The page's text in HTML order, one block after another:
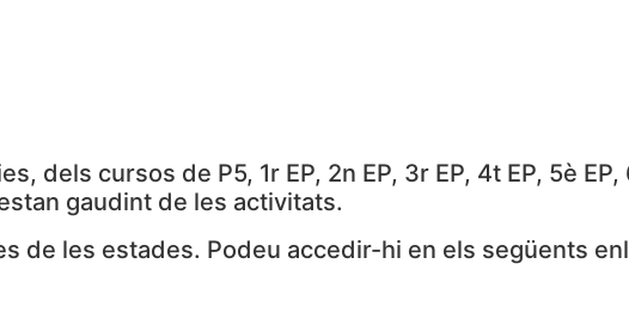
cursos de P5, 1r EP, 2n EP, 3r EP, 4t EP, 5è EP,
gaudint de les activitats.
de les estades. Podeu accedir-hi en els següents